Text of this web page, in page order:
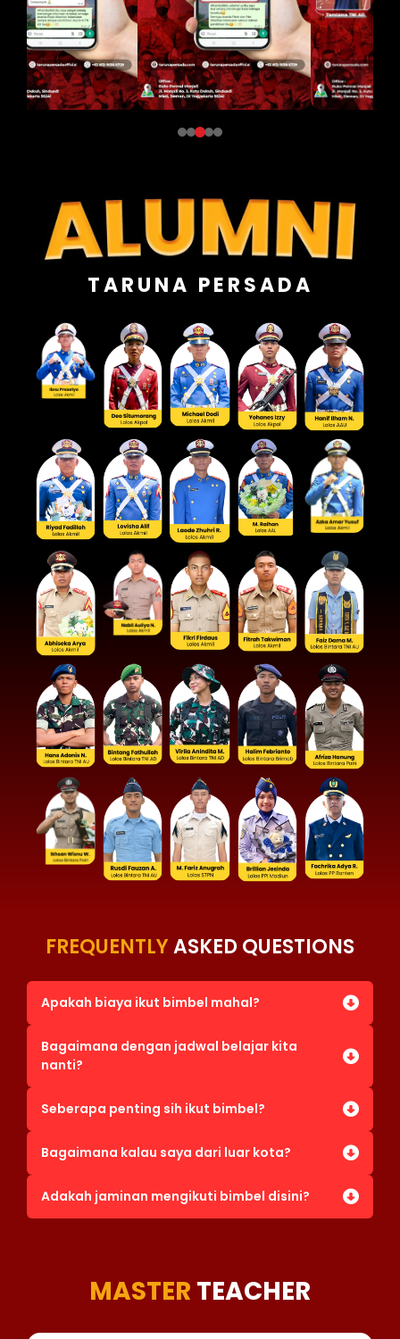
TARUNA PERSADA
FREQUENTLYASKED QUESTIONS
Apakah biaya ikut bimbel mahal?
Bagaimana dengan jadwal belajar kita
nanti?
Seberapa penting sih ikut bimbel?
Bagaimana kalau saya dari luar kota?
Adakah jaminan mengikuti bimbel disini?
MASTER TEACHER